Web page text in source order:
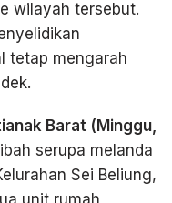
wilayah tersebut.
tetap mengarah
Barat (Minggu,
serupa melanda
Sei Beliung,